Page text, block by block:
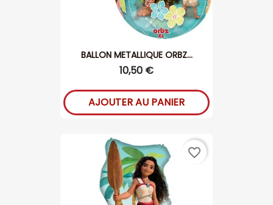
BALLON METALLIQUE ORBZ...
10,50 €
AJOUTER AU PANIER
favorite_border